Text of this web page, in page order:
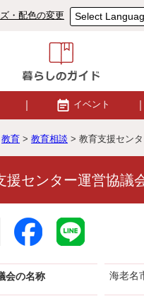
・配色の変更
イベント
教育 > 教育相談 > 教育支援セン
援センター運営協議
会の名称 海老名